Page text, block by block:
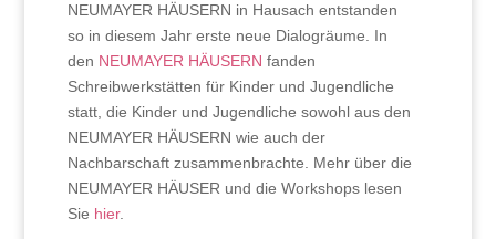
NEUMAYER HÄUSERN in Hausach entstanden
so in diesem Jahr erste neue Dialogräume. In
den NEUMAYER HÄUSERN fanden
Schreibwerkstätten für Kinder und Jugendliche
statt, die Kinder und Jugendliche sowohl aus den
NEUMAYER HÄUSERN wie auch der
Nachbarschaft zusammenbrachte. Mehr über die
NEUMAYER HÄUSER und die Workshops lesen
Sie hier.